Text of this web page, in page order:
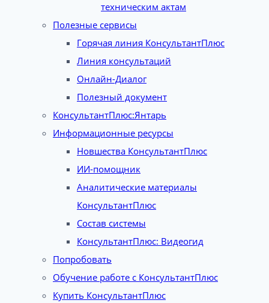
техническим актам
Полезные сервисы
Горячая линия КонсультантПлюс
Линия консультаций
Онлайн-Диалог
Полезный документ
КонсультантПлюс:Янтарь
Информационные ресурсы
Новшества КонсультантПлюс
ИИ-помощник
Аналитические материалы
КонсультантПлюс
Состав системы
КонсультантПлюс: Видеогид
Попробовать
Обучение работе с КонсультантПлюс
Купить КонсультантПлюс